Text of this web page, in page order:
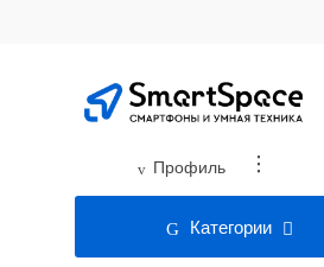
Профиль ...
Категории